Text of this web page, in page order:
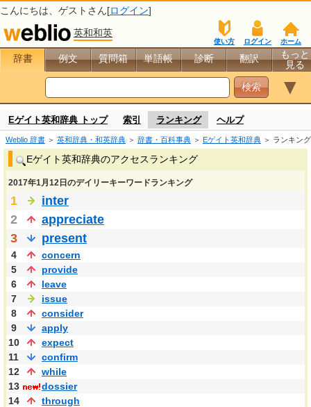
こんにちは、 ゲスト さん[ログイン]
英和和英
ホーム
ログイン
使い方
辞書 例文 質問箱 単語帳 診断 翻訳
もっと
見る
▼
Eゲイト英和辞典 トップ 索引 ランキング ヘルプ
Weblio 辞書 ＞ 英和辞典・和英辞典 ＞ 辞書・百科事典 ＞ Eゲイト英和辞典 ＞ ランキング
Eゲイト英和辞典のアクセスランキング
2017年1月12日のデイリーキーワードランキング
1
inter
2
appreciate
3
present
4
concern
5
provide
6
leave
7
issue
8
consider
9
apply
10
expect
11
confirm
12
while
13
dossier
14
through